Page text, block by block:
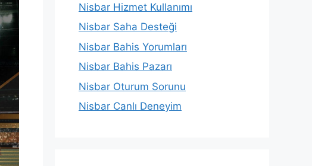
Nisbar Hizmet Kullanımı
Nisbar Saha Desteği
Nisbar Bahis Yorumları
Nisbar Bahis Pazarı
Nisbar Oturum Sorunu
Nisbar Canlı Deneyim